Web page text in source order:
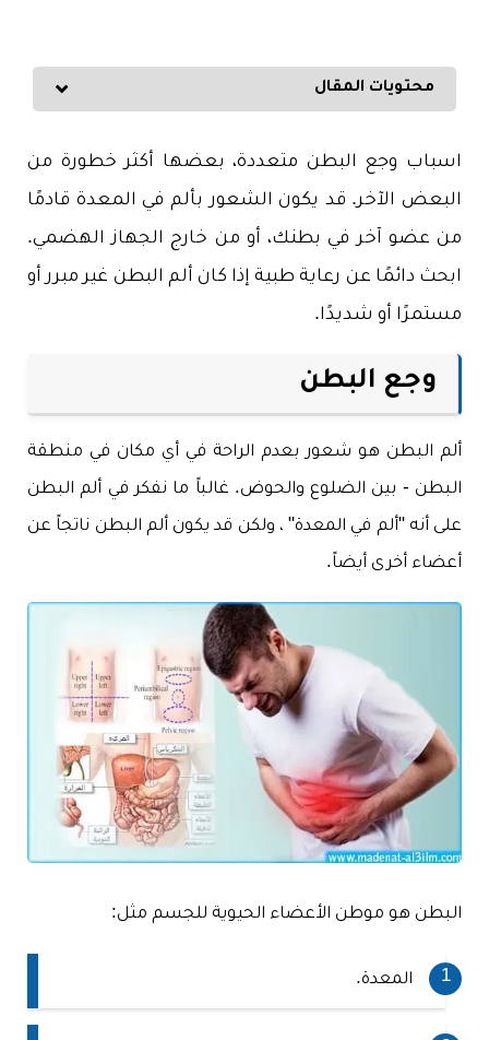
محتويات المقال
اسباب وجع البطن متعددة، بعضها أكثر خطورة من
البعض الآخر. قد يكون الشعور بألم في المعدة قادمًا
من عضو آخر في بطنك، أو من خارج الجهاز الهضمي.
ابحث دائمًا عن رعاية طبية إذا كان ألم البطن غير مبرر أو
مستمرًا أو شديدًا.
وجع البطن
ألم البطن هو شعور بعدم الراحة في أي مكان في منطقة
البطن - بين الضلوع والحوض. غالباً ما نفكر في ألم البطن
على أنه "ألم في المعدة" ، ولكن قد يكون ألم البطن ناتجاً عن
أعضاء أخرى أيضاً.
البطن هو موطن الأعضاء الحيوية للجسم مثل:
المعدة.